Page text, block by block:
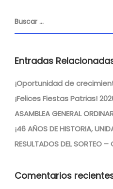
Entradas
¡Oportunidad de
¡Felices Fiestas Patrias!
ASAMBLEA GENERAL
¡46 AÑOS DE HISTORIA,
RESULTADOS DEL SORTEO
Comentarios